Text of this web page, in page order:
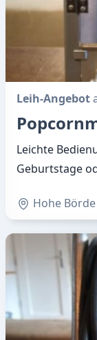
Leih-Angebot
Leichte
Geburtstage
Hohe Börde